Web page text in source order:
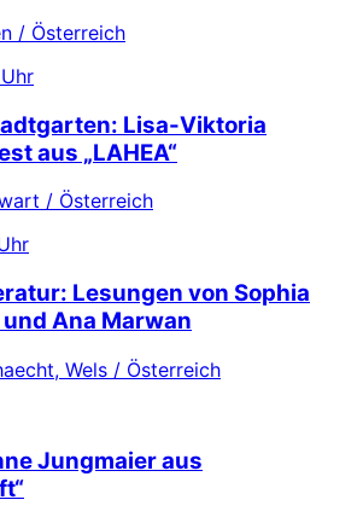
/ Österreich
Lisa-Viktoria
aus „LAHEA“
/ Österreich
Lesungen von Sophia
Ana Marwan
Wels / Österreich
Jungmaier aus